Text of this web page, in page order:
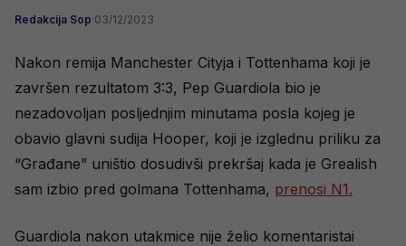
Redakcija Sop·03/12/2023
Nakon remija Manchester Cityja i Tottenhama koji je
završen rezultatom 3:3, Pep Guardiola bio je
nezadovoljan posljednjim minutama posla kojeg je
obavio glavni sudija Hooper, koji je izglednu priliku za
“Građane” uništio dosudivši prekršaj kada je Grealish
sam izbio pred golmana Tottenhama, prenosi N1.
Guardiola nakon utakmice nije želio komentaristai